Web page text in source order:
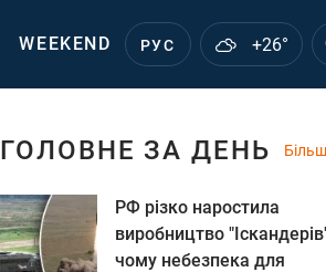
WEEKEND РУС +26°
ГОЛОВНЕ ЗА ДЕНЬ
РФ різко наростила
виробництво
чому небезпека для